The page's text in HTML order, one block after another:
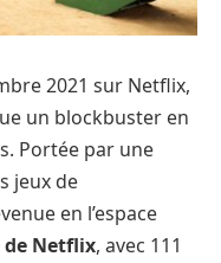
2021 sur Netflix,
un blockbuster en
Portée par une
jeux de
en l’espace
de Netflix, avec 111